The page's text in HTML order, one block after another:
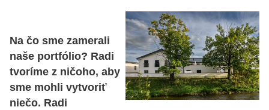
Na čo sme zamerali
naše portfólio? Radi
tvoríme z ničoho, aby
sme mohli vytvoriť
niečo. Radi